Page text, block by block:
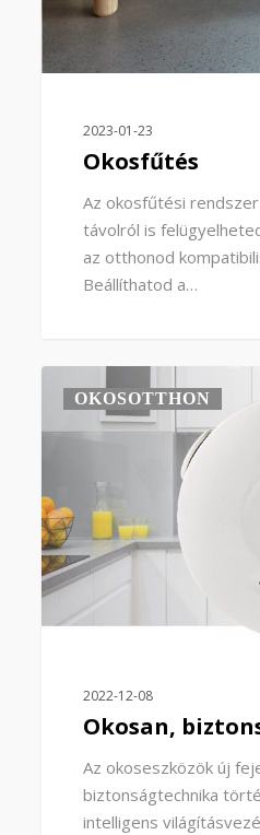
2023-01-23
Okosfűtés
Az okosfűtési
távolról is
az otthonod
Beállíthatod a…
OKOSOTTHON
2022-12-08
Okosan,
Az okoseszközök új
biztonságtechnika
intelligens
0